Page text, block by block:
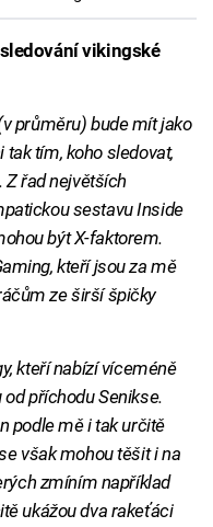
vikingské
průměru) bude mít jako
tak tím, koho sledovat,
Z řad největších
sestavu Inside
být X-faktorem.
kteří jsou za mě
ze širší špičky
kteří nabízí víceméně
příchodu Senikse.
podle mě i tak určitě
však mohou těšit i na
zmíním například
ukážou dva rakeťáci